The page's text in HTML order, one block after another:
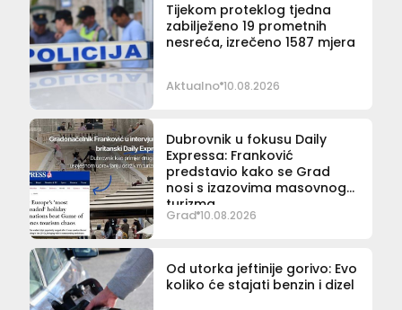
Tijekom proteklog tjedna
zabilježeno 19 prometnih
nesreća, izrečeno 1587 mjera
Aktualno 10.08.2026
Dubrovnik u fokusu Daily
Expressa: Franković
predstavio kako se Grad
nosi s izazovima masovnog
turizma
Grad 10.08.2026
Od utorka jeftinije gorivo: Evo
koliko će stajati benzin i dizel